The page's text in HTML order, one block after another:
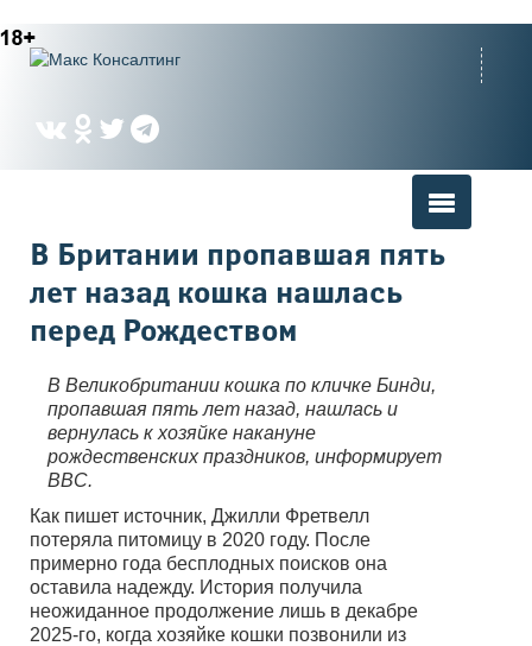
Вы здесь
В Британии пропавшая пять
лет назад кошка нашлась
перед Рождеством
В Великобритании кошка по кличке Бинди,
пропавшая пять лет назад, нашлась и
вернулась к хозяйке накануне
рождественских праздников, информирует
BBC.
Как пишет источник, Джилли Фретвелл
потеряла питомицу в 2020 году. После
примерно года бесплодных поисков она
оставила надежду. История получила
неожиданное продолжение лишь в декабре
2025-го, когда хозяйке кошки позвонили из